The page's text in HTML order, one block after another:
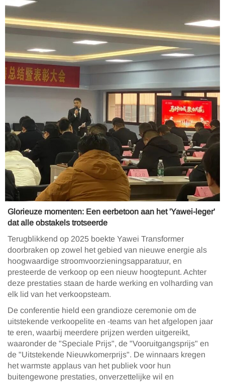
Glorieuze momenten: Een eerbetoon aan het 'Yawei-leger'
dat alle obstakels trotseerde
Terugblikkend op 2025 boekte Yawei Transformer
doorbraken op zowel het gebied van nieuwe energie als
hoogwaardige stroomvoorzieningsapparatuur, en
presteerde de verkoop op een nieuw hoogtepunt. Achter
deze prestaties staan de harde werking en volharding van
elk lid van het verkoopsteam.
De conferentie hield een grandioze ceremonie om de
uitstekende verkoopelite en -teams van het afgelopen jaar
te eren, waarbij meerdere prijzen werden uitgereikt,
waaronder de "Speciale Prijs", de "Vooruitgangsprijs" en
de "Uitstekende Nieuwkomerprijs". De winnaars kregen
het warmste applaus van het publiek voor hun
buitengewone prestaties, onverzettelijke wil en